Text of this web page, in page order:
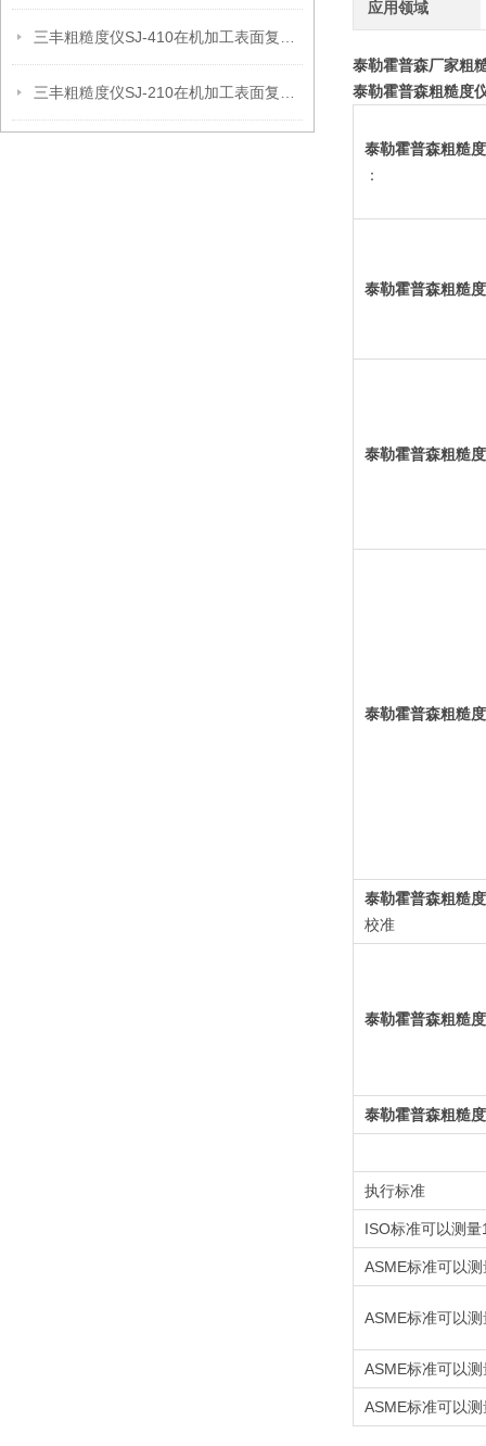
应用领域
泰勒霍普森厂家粗
泰勒霍普森粗糙度
泰勒霍普森粗糙
：
泰勒霍普森粗糙
泰勒霍普森粗糙
泰勒霍普森粗糙
泰勒霍普森粗糙
校准
泰勒霍普森粗糙
泰勒霍普森粗糙
执行标准
ISO标准可以测
ASME标准可以
ASME标准可以
ASME标准可以
ASME标准可以